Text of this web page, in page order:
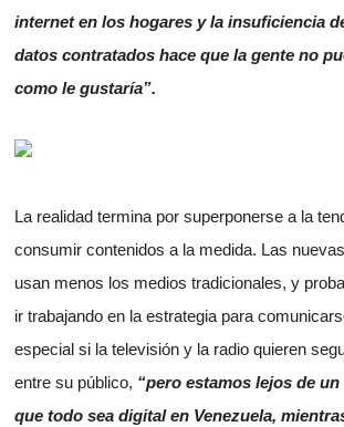
internet en los hogares y la insuficiencia
datos contratados hace que la gente no
como le gustaría”.
La realidad termina por superponerse a la
consumir contenidos a la medida. Las
usan menos los medios tradicionales, y
ir trabajando en la estrategia para
especial si la televisión y la radio quieren
entre su público, “pero estamos lejos de
que todo sea digital en Venezuela,